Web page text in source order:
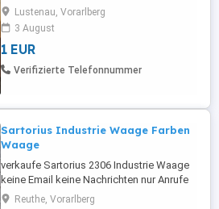
Tochter ist aus dem Schulalter raus. Viel
Platz, sehr geräumig. Vorne Schubladen
und Kästner, seitlich (beidseitig) große
Fächer für zB. Ordner, Schultasche etc.
Lustenau, Vorarlberg
3 August
1 EUR
Verifizierte Telefonnummer
Sartorius Industrie Waage Farben
Waage
verkaufe Sartorius 2306 Industrie Waage
keine Email keine Nachrichten nur Anrufe
oder whatsapp
Reuthe, Vorarlberg